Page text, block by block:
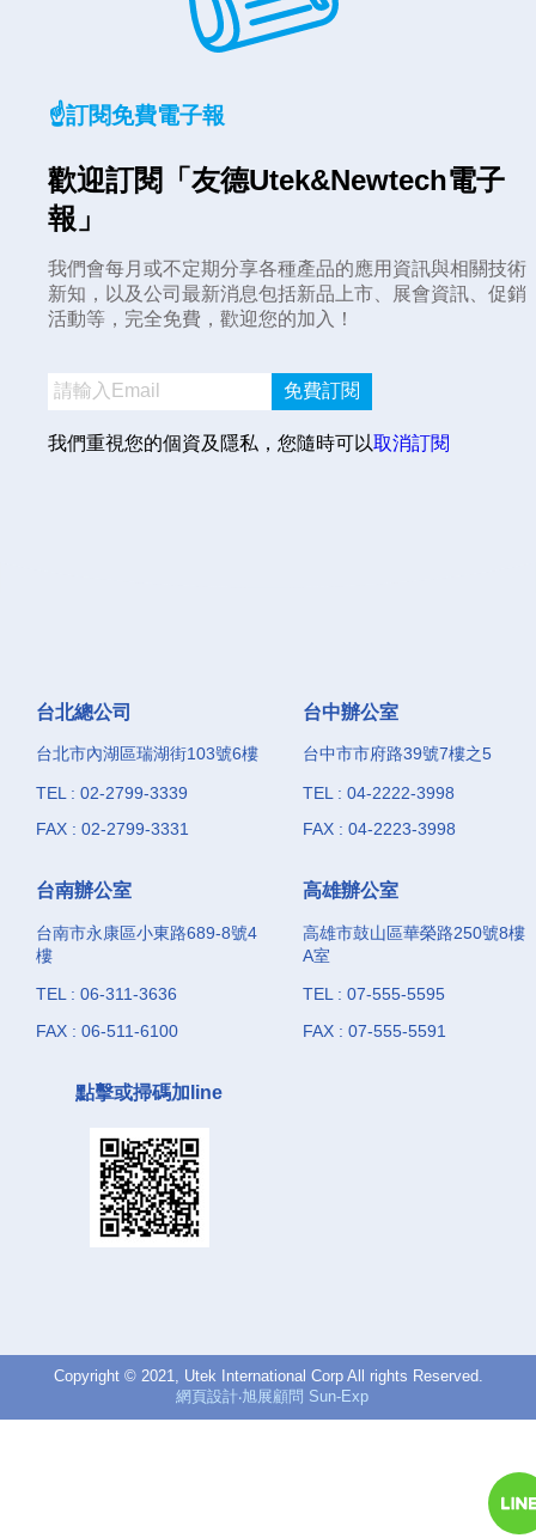
☝️訂閱免費電子報
歡迎訂閱「友德Utek&Newtech電子
報」
我們會每月或不定期分享各種產品的應用資訊與相關技術
新知，以及公司最新消息包括新品上市、展會資訊、促銷
活動等，完全免費，歡迎您的加入！
免費訂閱
我們重視您的個資及隱私，您隨時可以取消訂閱
台北總公司
台北市內湖區瑞湖街103號6樓
TEL : 02-2799-3339
FAX : 02-2799-3331
台中辦公室
台中市市府路39號7樓之5
TEL : 04-2222-3998
FAX : 04-2223-3998
台南辦公室
台南市永康區小東路689-8號4
樓
TEL : 06-311-3636
FAX : 06-511-6100
高雄辦公室
高雄市鼓山區華榮路250號8樓
A室
TEL : 07-555-5595
FAX : 07-555-5591
點擊或掃碼加line
Copyright © 2021, Utek International Corp All rights Reserved.
網頁設計‧旭展顧問 Sun-Exp